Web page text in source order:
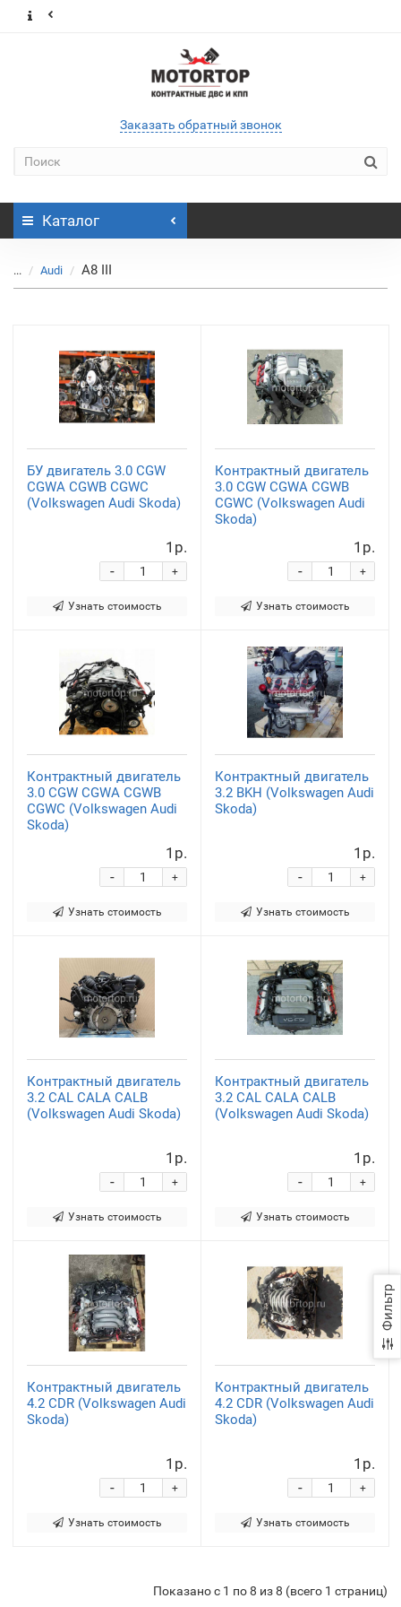
Заказать обратный звонок
Каталог
... Audi A8 III
Фильтр
БУ двигатель 3.0 CGW
CGWA CGWB CGWC
(Volkswagen Audi Skoda)
1р.
+
-
Узнать стоимость
Контрактный двигатель
3.0 CGW CGWA CGWB
CGWC (Volkswagen Audi
Skoda)
1р.
+
-
Узнать стоимость
Контрактный двигатель
3.0 CGW CGWA CGWB
CGWC (Volkswagen Audi
Skoda)
1р.
+
-
Узнать стоимость
Контрактный двигатель
3.2 BKH (Volkswagen Audi
Skoda)
1р.
+
-
Узнать стоимость
Контрактный двигатель
3.2 CAL CALA CALB
(Volkswagen Audi Skoda)
1р.
+
-
Узнать стоимость
Контрактный двигатель
3.2 CAL CALA CALB
(Volkswagen Audi Skoda)
1р.
+
-
Узнать стоимость
Контрактный двигатель
4.2 CDR (Volkswagen Audi
Skoda)
1р.
+
-
Узнать стоимость
Контрактный двигатель
4.2 CDR (Volkswagen Audi
Skoda)
1р.
+
-
Узнать стоимость
Показано с 1 по 8 из 8 (всего 1 страниц)